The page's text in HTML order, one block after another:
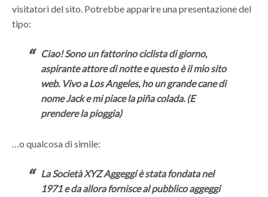
visitatori del sito. Potrebbe apparire una presentazione del
tipo:
Ciao! Sono un fattorino ciclista di giorno,
aspirante attore di notte e questo è il mio sito
web. Vivo a Los Angeles, ho un grande cane di
nome Jack e mi piace la piña colada. (E
prendere la pioggia)
…o qualcosa di simile:
La Società XYZ Aggeggi è stata fondata nel
1971 e da allora fornisce al pubblico aggeggi